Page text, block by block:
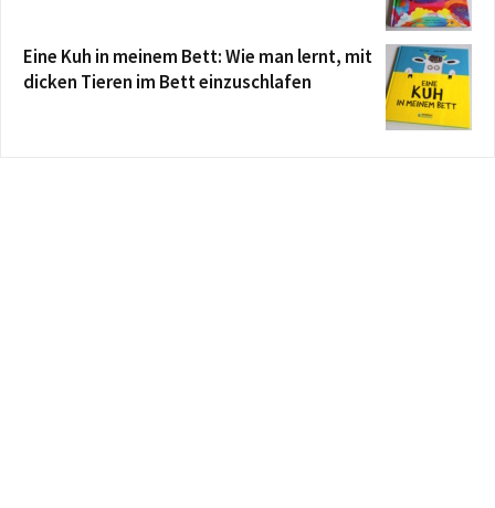
Eine Kuh in meinem Bett: Wie man lernt, mit
dicken Tieren im Bett einzuschlafen